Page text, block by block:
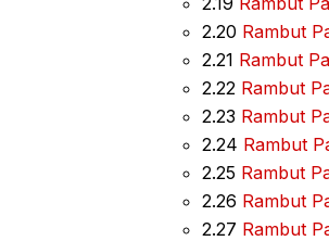
2.20 Rambut
2.21 Rambut
2.22 Rambut
2.23 Rambut
2.24 Rambut
2.25 Rambut
2.26 Rambut
2.27 Rambut